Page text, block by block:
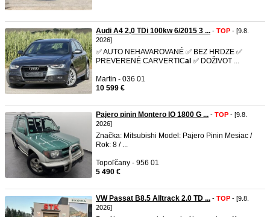
Audi A4 2,0 TDi 100kw 6/2015 3 ... - TOP - [9.8.
2026]
✅ AUTO NEHAVAROVANÉ ✅ BEZ HRDZE ✅
PREVERENÉ CARVERTICal ✅ DOŽIVOT ...
Martin - 036 01
10 599 €
Pajero pinin Montero IO 1800 G ... - TOP - [9.8.
2026]
Značka: Mitsubishi Model: Pajero Pinin Mesiac /
Rok: 8 / ...
Topoľčany - 956 01
5 490 €
VW Passat B8.5 Alltrack 2.0 TD ... - TOP - [9.8.
2026]